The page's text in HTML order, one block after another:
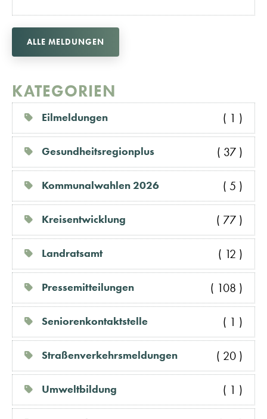
ALLE MELDUNGEN
KATEGORIEN
Eilmeldungen ( 1 )
Gesundheitsregionplus ( 37 )
Kommunalwahlen 2026 ( 5 )
Kreisentwicklung ( 77 )
Landratsamt ( 12 )
Pressemitteilungen ( 108 )
Seniorenkontaktstelle ( 1 )
Straßenverkehrsmeldungen ( 20 )
Umweltbildung ( 1 )